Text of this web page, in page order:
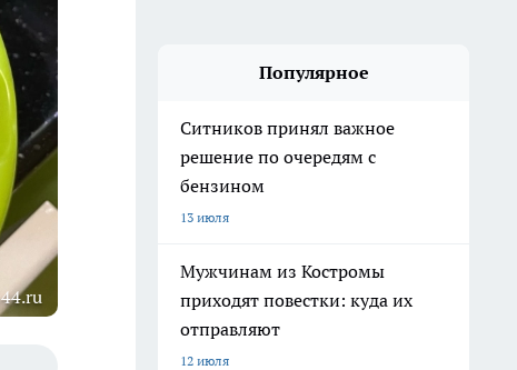
Популярное
Ситников принял важное
решение по очередям с
бензином
13 июля
Мужчинам из Костромы
приходят повестки: куда их
отправляют
12 июля